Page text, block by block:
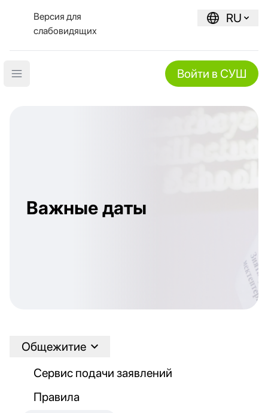
Версия для
слабовидящих
RU
Open main menu Войти в СУШ
Важные даты
Общежитие
Сервис подачи заявлений
Правила